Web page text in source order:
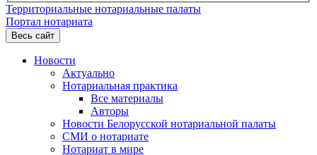
Территориальные нотариальные палаты
Портал нотариата
Весь сайт
Новости
Актуально
Нотариальная практика
Все материалы
Авторы
Новости Белорусской нотариальной палаты
СМИ о нотариате
Нотариат в мире